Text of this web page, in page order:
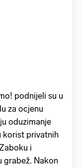
podnijeli su u
za ocjenu
oduzimanje
korist privatnih
i
grabež. Nakon